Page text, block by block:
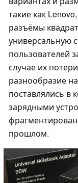
такие как
разъёмы
универсальную
пользователей
случае их
разнообразие
поставлялись в
зарядными
прошлом.